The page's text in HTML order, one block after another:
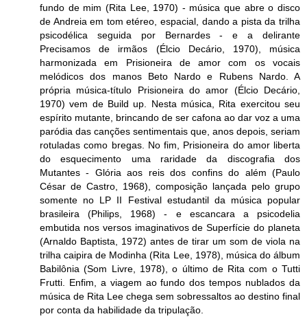
fundo de mim (Rita Lee, 1970) - música que abre o disco
de Andreia em tom etéreo, espacial, dando a pista da trilha
psicodélica seguida por Bernardes - e a delirante
Precisamos de irmãos (Élcio Decário, 1970), música
harmonizada em Prisioneira de amor com os vocais
melódicos dos manos Beto Nardo e Rubens Nardo. A
própria música-título Prisioneira do amor (Élcio Decário,
1970) vem de Build up. Nesta música, Rita exercitou seu
espírito mutante, brincando de ser cafona ao dar voz a uma
paródia das canções sentimentais que, anos depois, seriam
rotuladas como bregas. No fim, Prisioneira do amor liberta
do esquecimento uma raridade da discografia dos
Mutantes - Glória aos reis dos confins do além (Paulo
César de Castro, 1968), composição lançada pelo grupo
somente no LP II Festival estudantil da música popular
brasileira (Philips, 1968) - e escancara a psicodelia
embutida nos versos imaginativos de Superfície do planeta
(Arnaldo Baptista, 1972) antes de tirar um som de viola na
trilha caipira de Modinha (Rita Lee, 1978), música do álbum
Babilônia (Som Livre, 1978), o último de Rita com o Tutti
Frutti. Enfim, a viagem ao fundo dos tempos nublados da
música de Rita Lee chega sem sobressaltos ao destino final
por conta da habilidade da tripulação.